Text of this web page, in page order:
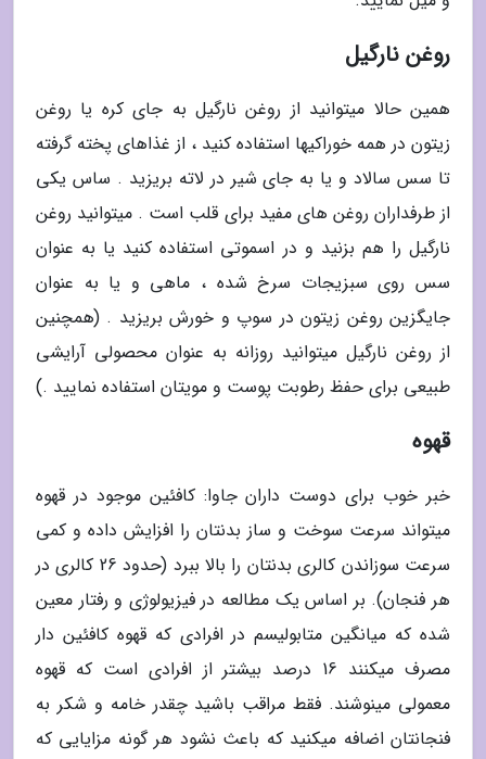
روغن نارگیل
همین حالا میتوانید از روغن نارگیل به جای کره یا روغن
زیتون در همه خوراکیها استفاده کنید ، از غذاهای پخته گرفته
تا سس سالاد و یا به جای شیر در لاته بریزید . ساس یکی
از طرفداران روغن های مفید برای قلب است . میتوانید روغن
نارگیل را هم بزنید و در اسموتی استفاده کنید یا به عنوان
سس روی سبزیجات سرخ شده ، ماهی و یا به عنوان
جایگزین روغن زیتون در سوپ و خورش بریزید . (همچنین
از روغن نارگیل میتوانید روزانه به عنوان محصولی آرایشی
طبیعی برای حفظ رطوبت پوست و مویتان استفاده نمایید .)
قهوه
خبر خوب برای دوست داران جاوا: کافئین موجود در قهوه
میتواند سرعت سوخت و ساز بدنتان را افزایش داده و کمی
سرعت سوزاندن کالری بدنتان را بالا ببرد (حدود 26 کالری در
هر فنجان). بر اساس یک مطالعه در فیزیولوژی و رفتار معین
شده که میانگین متابولیسم در افرادی که قهوه کافئین دار
مصرف میکنند 16 درصد بیشتر از افرادی است که قهوه
معمولی مینوشند. فقط مراقب باشید چقدر خامه و شکر به
فنجانتان اضافه میکنید که باعث نشود هر گونه مزایایی که